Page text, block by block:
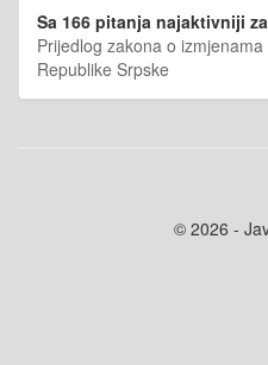
Sa 166 pitanja najaktivniji
Prijedlog zakona o
Republike Srpske
© 2026 -